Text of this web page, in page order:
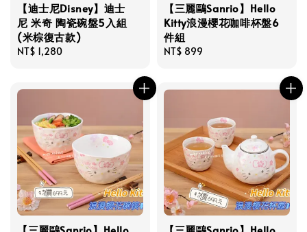
【迪士尼Disney】迪士
尼 米奇 陶瓷碗盤5入組
(米棕復古款)
Regular
NT$ 1,280
【三麗鷗Sanrio】Hello
Kitty浪漫櫻花咖啡杯盤6
件組
Regular
NT$ 899